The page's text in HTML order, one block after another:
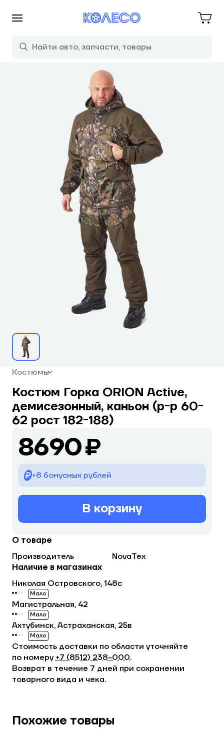
Костюмы
Костюм Горка ORION Active,
демисезонный, каньон (р-р 60-
62 рост 182-188)
8690 ₽
+8 бонусных рублей
В корзину
О товаре
Производитель
NovaTex
Стоимость доставки по области уточняйте
по номеру +7 (8512) 238−000.
Возврат в течение 7 дней при сохранении
товарного вида и чека.
Наличие в магазинах
Николая Островского, 148с
Мало
Магистральная, 42
Мало
Ахтубинск, Астраханская, 25в
Мало
Похожие товары